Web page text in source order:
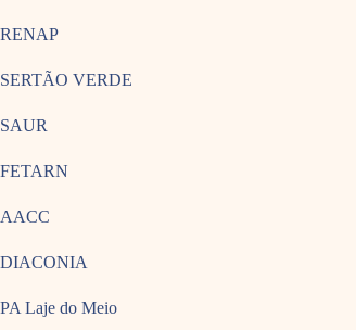
RENAP
SERTÃO VERDE
SAUR
FETARN
AACC
DIACONIA
PA Laje do Meio